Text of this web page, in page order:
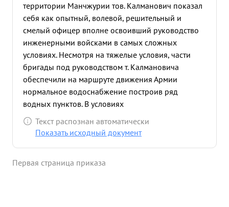
территории Манчжурии тов. Калманович показал
себя как опытный, волевой, решительный и
смелый офицер вполне освоивший руководство
инженерными войсками в самых сложных
условиях. Несмотря на тяжелые условия, части
бригады под руководством т. Калмановича
обеспечили на маршруте движения Армии
нормальное водоснабжение построив ряд
водных пунктов. В условиях
труднопреодолеваемого горного дефиле при
непрерывных дождях, части бригады обеспечили
был разруше мост через р. Ляохэ, т. Калманович
Текст распознан автоматически
Показать исходный документ
Первая страница приказа